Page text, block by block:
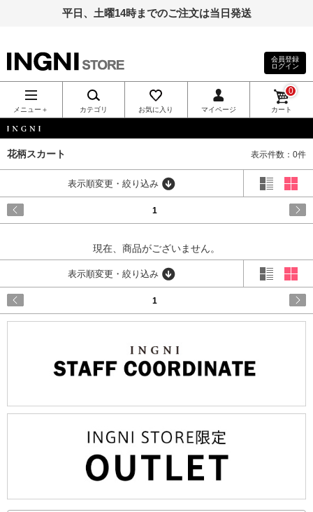
平日、土曜14時までのご注文は当日発送
INGNI（イン
グ）公式通
販｜INGNI
STORE
会員登録
ログイン
メニュー＋ カテゴリ お気に入り マイページ カート
0
花柄スカート 表示件数：0件
表示順変更・絞り込み
1
現在、商品がございません。
表示順変更・絞り込み
1